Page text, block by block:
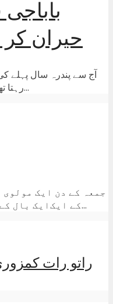
حیران کر
آج سے پندرہ سال پہلے
رہتا تھا جو فوت ہوچکا ہے‘ نام محمد یوسف...
ﺟﻤﻌﮧ ﮐﮯ ﺩﻥ ﺍﯾﮏ
ﮐﮯ ﺍﯾﮏﺍﯾﮏ ﺑﺎﻝ ﮐﮯ ﻧﯿﭽﮯ ﺑﯿﺲ ﺑﯿﺲ ﻣﮑﺎﺭﯾﺎﮞ ﭼُﮭﭙﯽ ﮨ...
راتو رات